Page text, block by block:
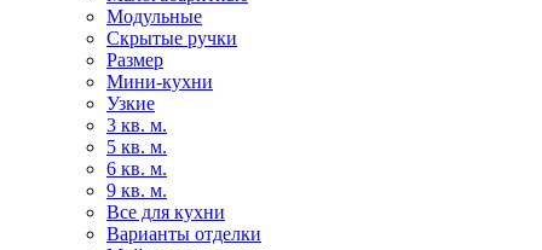
Модульные
Скрытые ручки
Размер
Мини-кухни
Узкие
3 кв. м.
5 кв. м.
6 кв. м.
9 кв. м.
Все для кухни
Варианты отделки